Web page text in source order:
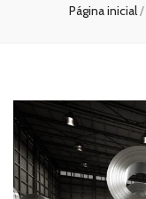
Página inicial/